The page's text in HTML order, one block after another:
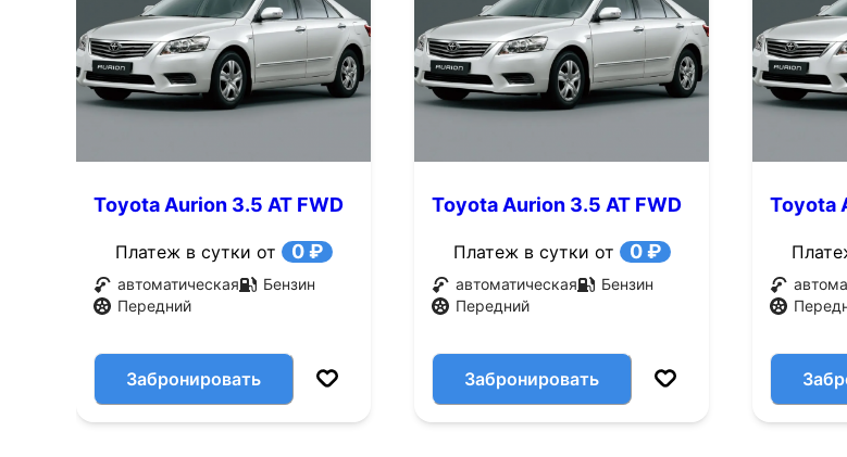
Toyota Aurion 3.5 AT FWD
Платеж в сутки от 0 ₽
автоматическая
Бензин
Передний
Забронировать
Toyota Aurion 3.5 AT FWD
Платеж в сутки от 0 ₽
автоматическая
Бензин
Передний
Забронировать
Toyota